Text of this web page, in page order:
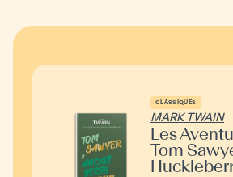
CLASSIQUES
MARK TWAIN
Les
Tom